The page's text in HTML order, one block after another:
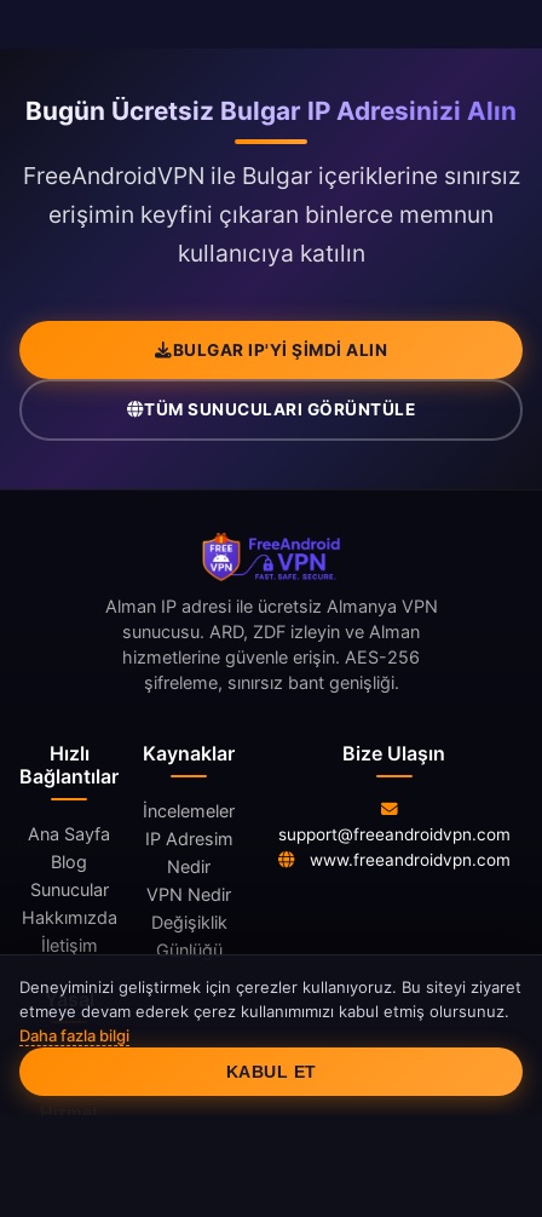
Bugün Ücretsiz Bulgar IP Adresinizi Alın
FreeAndroidVPN ile Bulgar içeriklerine sınırsız
erişimin keyfini çıkaran binlerce memnun
kullanıcıya katılın
BULGAR IP'YI ŞIMDI ALIN
TÜM SUNUCULARI GÖRÜNTÜLE
Hızlı
Bağlantılar
Ana Sayfa
Blog
Sunucular
Hakkımızda
İletişim
Kaynaklar
İncelemeler
IP Adresim
Nedir
VPN Nedir
Değişiklik
Günlüğü
Yasal
Hizmet
Alman IP adresi ile ücretsiz Almanya VPN
sunucusu. ARD, ZDF izleyin ve Alman
hizmetlerine güvenle erişin. AES-256
şifreleme, sınırsız bant genişliği.
Bize Ulaşın
support@freeandroidvpn.com
www.freeandroidvpn.com
Çerez Onayı
Deneyiminizi geliştirmek için çerezler kullanıyoruz. Bu siteyi ziyaret
etmeye devam ederek çerez kullanımımızı kabul etmiş olursunuz.
Daha fazla bilgi
KABUL ET